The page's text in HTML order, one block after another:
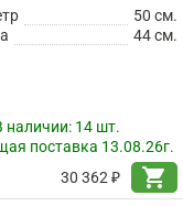
50 см.
44 см.
наличии: 14 шт.
поставка 13.08.26г.
30 362 ₽
shopping_cart